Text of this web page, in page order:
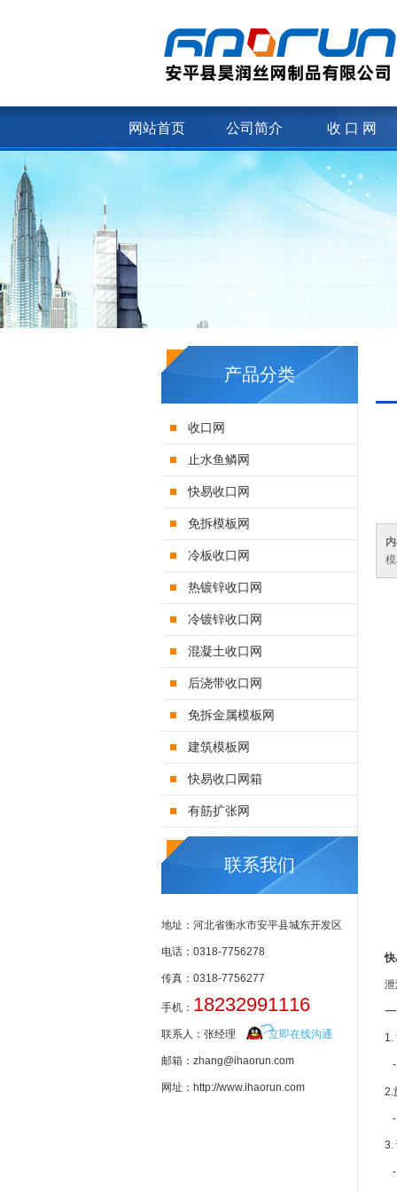
网站首页 公司简介 收 口 网
产品分类
收口网
止水鱼鳞网
快易收口网
免拆模板网
冷板收口网
热镀锌收口网
冷镀锌收口网
混凝土收口网
后浇带收口网
免拆金属模板网
建筑模板网
快易收口网箱
有筋扩张网
联系我们
地址：河北省衡水市安平县城东开发区
电话：0318-7756278
传真：0318-7756277
手机： 18232991116
联系人：张经理 立即在线沟通
邮箱：zhang@ihaorun.com
网址：http://www.ihaorun.com
快
1.
-
2.
-
3.
-